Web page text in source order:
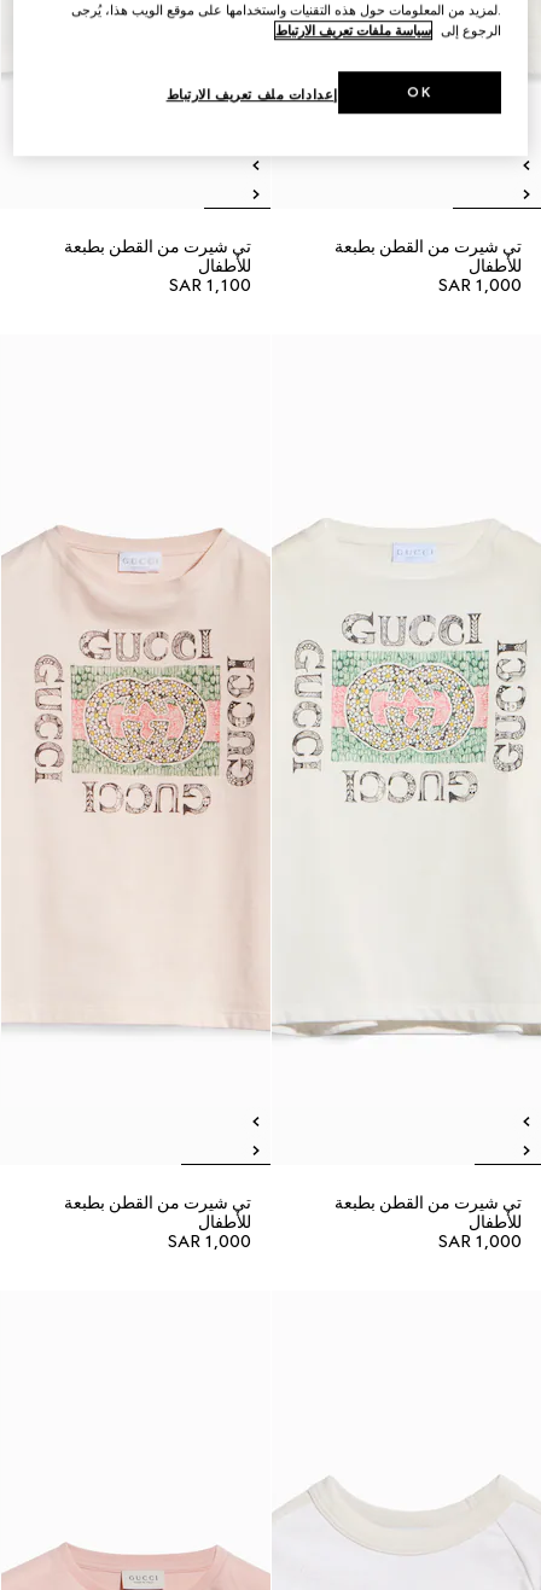
تي شيرت من القطن بطبعة
للأطفال
SAR 1,000
تي شيرت من القطن بطبعة
للأطفال
SAR 1,100
تي شيرت من القطن بطبعة
للأطفال
SAR 1,000
تي شيرت من القطن بطبعة
للأطفال
SAR 1,000
.لمزيد من المعلومات حول هذه التقنيات واستخدامها على موقع الويب هذا، يُرجى
الرجوع إلى سياسة ملفات تعريف الارتباط
إعدادات ملف تعريف الارتباط OK